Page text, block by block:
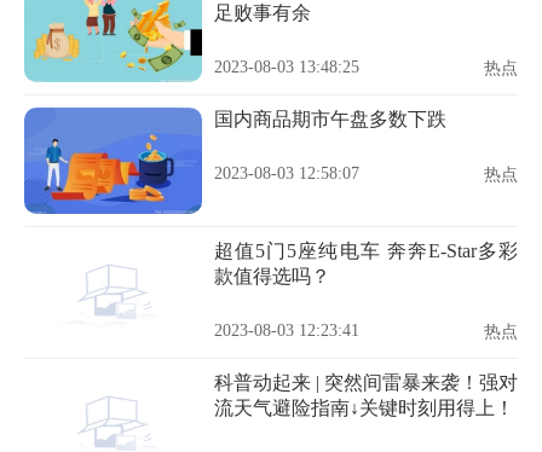
足败事有余
2023-08-03 13:48:25 热点
国内商品期市午盘多数下跌
2023-08-03 12:58:07 热点
超值5门5座纯电车 奔奔E-Star多彩
款值得选吗？
2023-08-03 12:23:41 热点
科普动起来 | 突然间雷暴来袭！强对
流天气避险指南↓关键时刻用得上！